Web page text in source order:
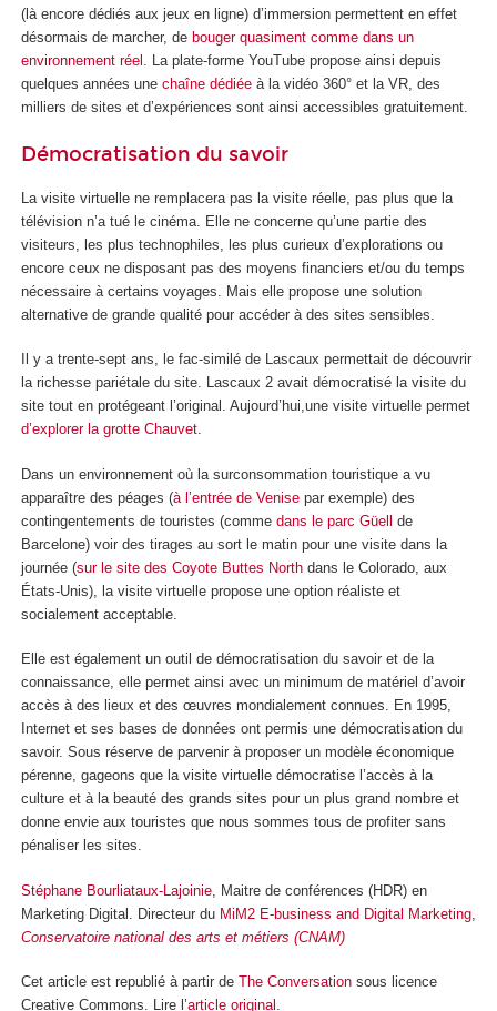
(là encore dédiés aux jeux en ligne) d’immersion permettent en effet
désormais de marcher, de bouger quasiment comme dans un
environnement réel . La plate-forme YouTube propose ainsi depuis
quelques années une chaîne dédiée à la vidéo 360° et la VR, des
milliers de sites et d’expériences sont ainsi accessibles gratuitement.
Démocratisation du savoir
La visite virtuelle ne remplacera pas la visite réelle, pas plus que la
télévision n’a tué le cinéma. Elle ne concerne qu’une partie des
visiteurs, les plus technophiles, les plus curieux d’explorations ou
encore ceux ne disposant pas des moyens financiers et/ou du temps
nécessaire à certains voyages. Mais elle propose une solution
alternative de grande qualité pour accéder à des sites sensibles.
Il y a trente-sept ans, le fac-similé de Lascaux permettait de découvrir
la richesse pariétale du site. Lascaux 2 avait démocratisé la visite du
site tout en protégeant l’original. Aujourd’hui,une visite virtuelle permet
d’explorer la grotte Chauvet.
Dans un environnement où la surconsommation touristique a vu
apparaître des péages (à l’entrée de Venise par exemple) des
contingentements de touristes (comme dans le parc Güell de
Barcelone) voir des tirages au sort le matin pour une visite dans la
journée (sur le site des Coyote Buttes North dans le Colorado, aux
États-Unis), la visite virtuelle propose une option réaliste et
socialement acceptable.
Elle est également un outil de démocratisation du savoir et de la
connaissance, elle permet ainsi avec un minimum de matériel d’avoir
accès à des lieux et des œuvres mondialement connues. En 1995,
Internet et ses bases de données ont permis une démocratisation du
savoir. Sous réserve de parvenir à proposer un modèle économique
pérenne, gageons que la visite virtuelle démocratise l’accès à la
culture et à la beauté des grands sites pour un plus grand nombre et
donne envie aux touristes que nous sommes tous de profiter sans
pénaliser les sites.
Stéphane Bourliataux-Lajoinie , Maitre de conférences (HDR) en
Marketing Digital. Directeur du MiM2 E-business and Digital Marketing
Conservatoire national des arts et métiers (CNAM)
Cet article est republié à partir de The Conversation sous licence
Creative Commons. Lire l’article original .